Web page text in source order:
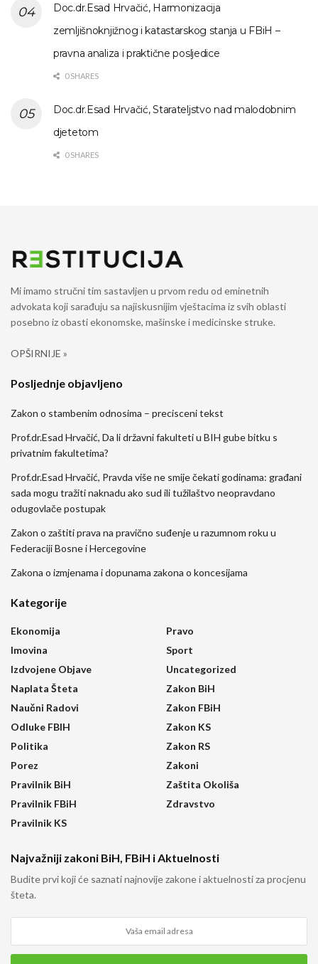
Doc.dr.Esad Hrvačić, Harmonizacija
zemljišnoknjižnog i katastarskog stanja u FBiH –
pravna analiza i praktične posljedice
0 SHARES
Doc.dr.Esad Hrvačić, Starateljstvo nad malodobnim
djetetom
0 SHARES
Mi imamo stručni tim sastavljen u prvom redu od eminetnih
advokata koji sarađuju sa najiskusnijim vještacima iz svih oblasti
posebno iz obasti ekonomske, mašinske i medicinske struke.
OPŠIRNIJE »
Posljednje objavljeno
Zakon o stambenim odnosima – precisceni tekst
Prof.dr.Esad Hrvačić, Da li državni fakulteti u BIH gube bitku s
privatnim fakultetima?
Prof.dr.Esad Hrvačić, Pravda više ne smije čekati godinama: građani
sada mogu tražiti naknadu ako sud ili tužilaštvo neopravdano
odugovlače postupak
Zakon o zaštiti prava na pravično suđenje u razumnom roku u
Federaciji Bosne i Hercegovine
Zakona o izmjenama i dopunama zakona o koncesijama
Kategorije
Ekonomija
Imovina
Izdvojene Objave
Naplata Šteta
Naučni Radovi
Odluke FBIH
Politika
Porez
Pravilnik BiH
Pravilnik FBiH
Pravilnik KS
Pravo
Sport
Uncategorized
Zakon BiH
Zakon FBiH
Zakon KS
Zakon RS
Zakoni
Zaštita Okoliša
Zdravstvo
Najvažniji zakoni BiH, FBiH i Aktuelnosti
Budite prvi koji će saznati najnovije zakone i aktuelnosti za procjenu
šteta.